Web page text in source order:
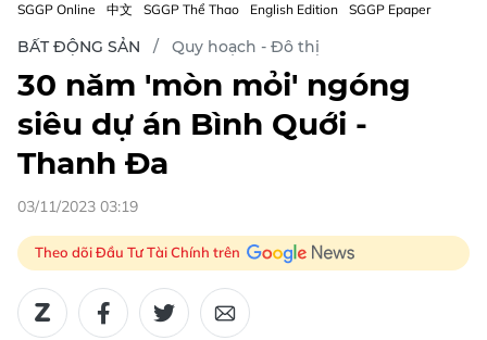
SGGP Online 中文 SGGP Thể Thao English Edition SGGP Epaper
BẤT ĐỘNG SẢN Quy hoạch - Đô thị
30 năm 'mòn mỏi' ngóng
siêu dự án Bình Quới -
Thanh Đa
03/11/2023 03:19
Theo dõi Đầu Tư Tài Chính trên